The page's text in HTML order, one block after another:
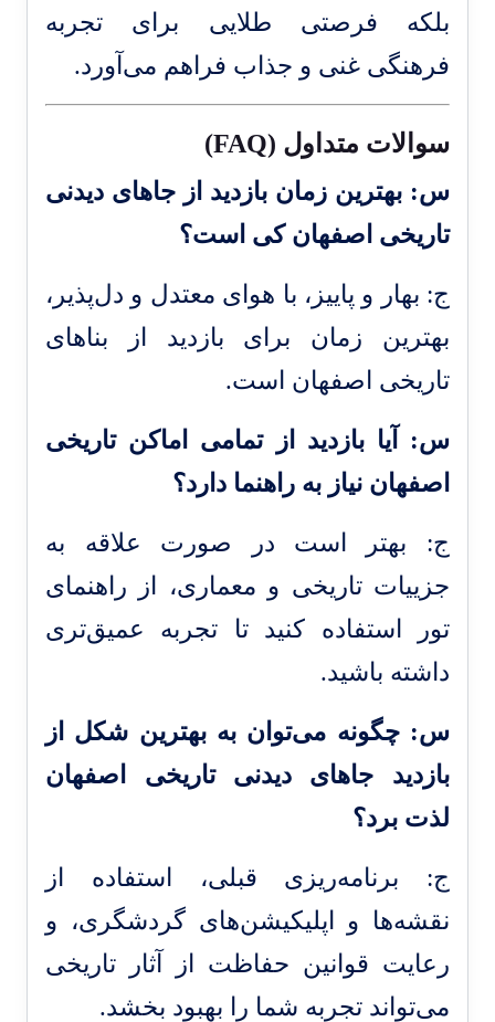
بلکه فرصتی طلایی برای تجربه
فرهنگی غنی و جذاب فراهم می‌آورد.
سوالات متداول (FAQ)
س: بهترین زمان بازدید از جاهای دیدنی
تاریخی اصفهان کی است؟
ج: بهار و پاییز، با هوای معتدل و دل‌پذیر،
بهترین زمان برای بازدید از بناهای
تاریخی اصفهان است.
س: آیا بازدید از تمامی اماکن تاریخی
اصفهان نیاز به راهنما دارد؟
ج: بهتر است در صورت علاقه به
جزییات تاریخی و معماری، از راهنمای
تور استفاده کنید تا تجربه عمیق‌تری
داشته باشید.
س: چگونه می‌توان به بهترین شکل از
بازدید جاهای دیدنی تاریخی اصفهان
لذت برد؟
ج: برنامه‌ریزی قبلی، استفاده از
نقشه‌ها و اپلیکیشن‌های گردشگری، و
رعایت قوانین حفاظت از آثار تاریخی
می‌تواند تجربه شما را بهبود بخشد.